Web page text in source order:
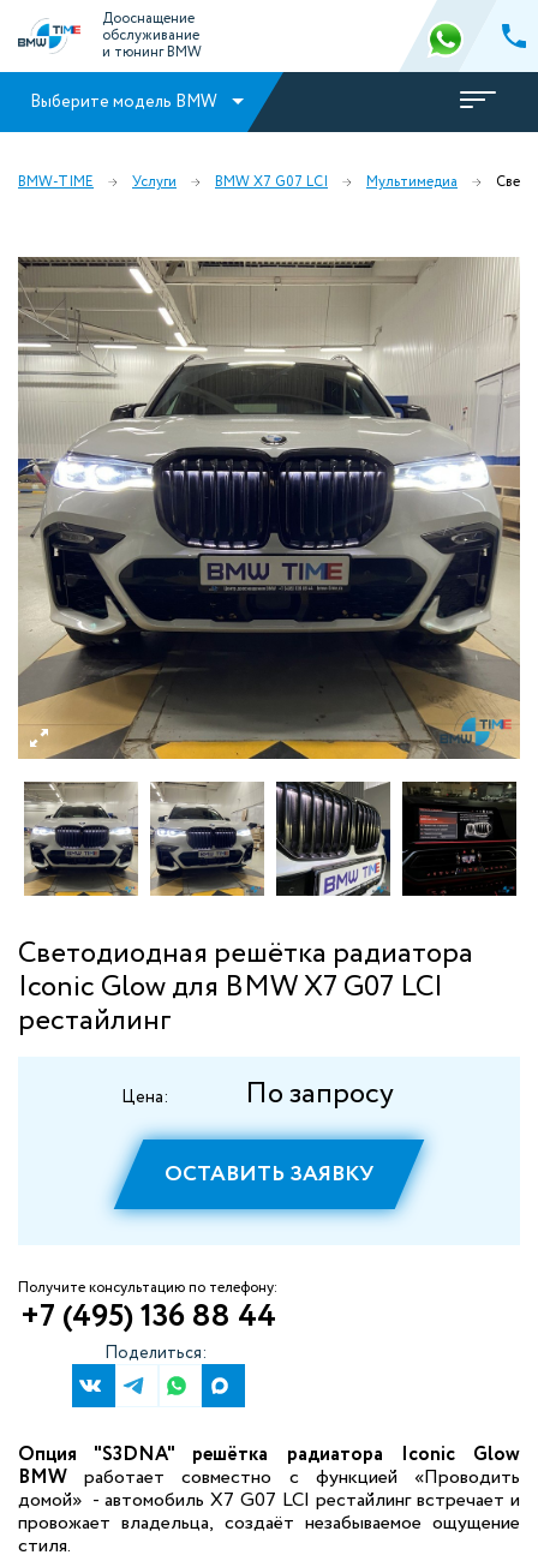
Дооснащение
обслуживание
и тюнинг BMW
Выберите модель BMW
BMW-TIME Услуги BMW X7 G07 LCI Мультимедиа
Cветодиодная решётка радиатора
Iconic Glow для BMW X7 G07 LCI
рестайлинг
Цена: По запросу
ОСТАВИТЬ ЗАЯВКУ
Получите консультацию по телефону:
+7 (495) 136 88 44
Поделиться:
Опция "S3DNA" решётка радиатора Iconic Glow
BMW работает совместно с функцией «Проводить
домой» - автомобиль X7 G07 LCI рестайлинг встречает и
провожает владельца, создаёт незабываемое ощущение
стиля.